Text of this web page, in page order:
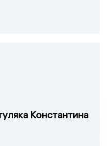
Константина